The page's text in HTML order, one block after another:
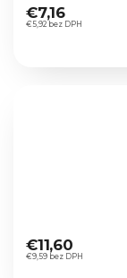
hodnotenie
produktu
€5,92 bez DPH
€7,16
hodnotenie
produktu
€9,59 bez DPH
€11,60